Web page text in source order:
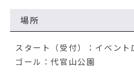
場所
スタート（受付）：イベント
ゴール：代官山公園